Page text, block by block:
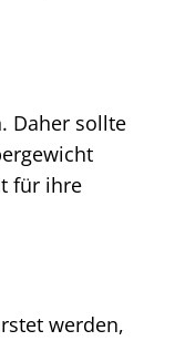
Daher sollte
für ihre
werden,